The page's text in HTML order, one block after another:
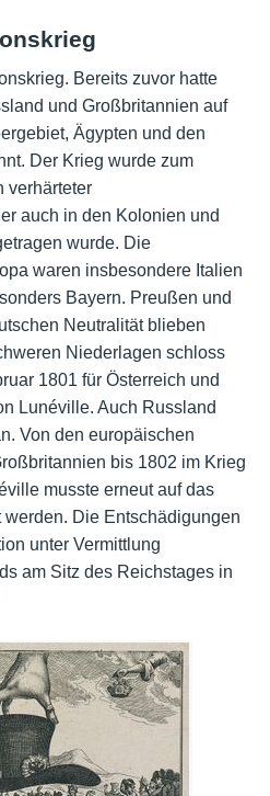
Bereits zuvor hatte
und Großbritannien auf
Ägypten und den
Der Krieg wurde zum
verhärteter
auch in den Kolonien und
wurde. Die
waren insbesondere Italien
Bayern. Preußen und
Neutralität blieben
Niederlagen schloss
1801 für Österreich und
Lunéville. Auch Russland
Von den europäischen
bis 1802 im Krieg
musste erneut auf das
werden. Die Entschädigungen
unter Vermittlung
am Sitz des Reichstages in